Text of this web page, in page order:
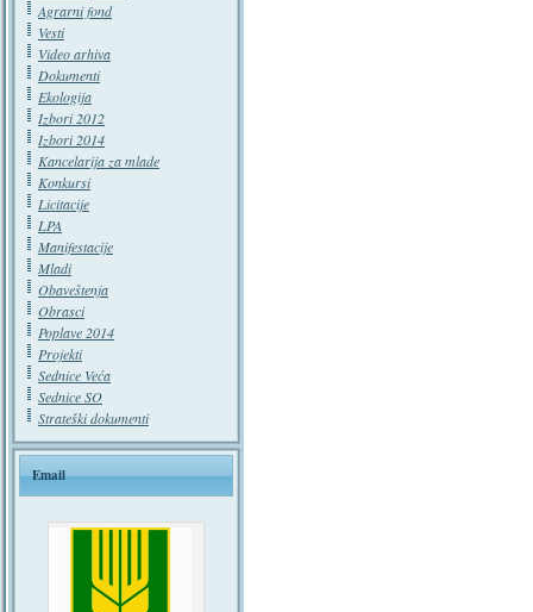
Agrarni fond
Vesti
Video arhiva
Dokumenti
Ekologija
Izbori 2012
Izbori 2014
Kancelarija za mlade
Konkursi
Licitacije
LPA
Manifestacije
Mladi
Obaveštenja
Obrasci
Poplave 2014
Projekti
Sednice Veća
Sednice SO
Strateški dokumenti
Email